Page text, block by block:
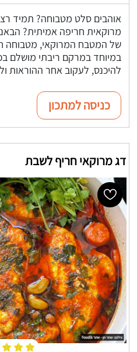
אוהבים סלט מטבוחה? תמיד
מרוקאית חריפה אמיתית?
של המטבח המרוקאי, מטבוחה
להיכנס, לעקוב אחר ההוראות
כניסה למתכון
דג מרוקאי חריף לשבת